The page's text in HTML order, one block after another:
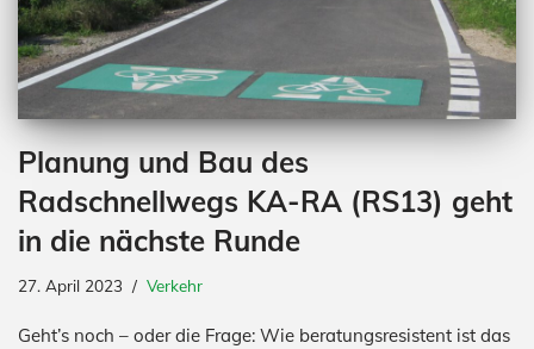
Planung und Bau des
Radschnellwegs KA-RA (RS13) geht
in die nächste Runde
27. April 2023 Verkehr
Geht’s noch – oder die Frage: Wie beratungsresistent ist das